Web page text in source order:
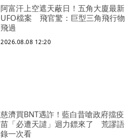
阿富汗上空遮天蔽日！五角大廈最新
UFO檔案 飛官驚：巨型三角飛行物
飛過
2026.08.08 12:20
慈濟買BNT遇詐！藍白昔嗆政府擋疫
苗「必遭天譴」迴力鏢來了 荒謬語
錄一次看